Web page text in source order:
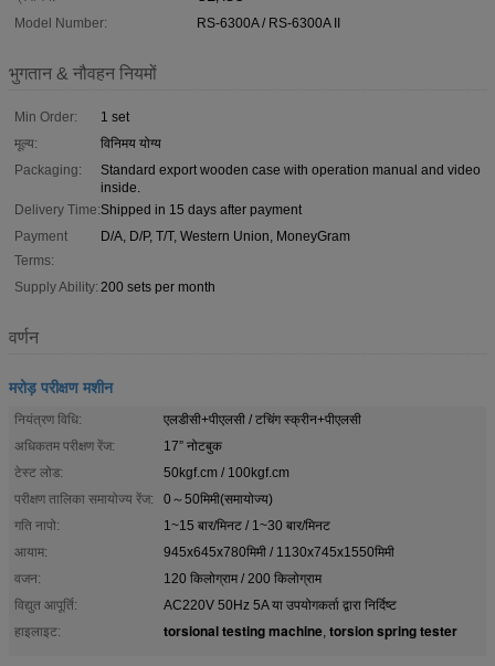
Model Number:
RS-6300A / RS-6300A II
भुगतान & नौवहन नियमों
Min Order:
1 set
मूल्य:
विनिमय योग्य
Packaging:
Standard export wooden case with operation manual and video
inside.
Delivery Time:Shipped in 15 days after payment
Payment
Terms:
D/A, D/P, T/T, Western Union, MoneyGram
Supply Ability: 200 sets per month
वर्णन
मरोड़ परीक्षण मशीन
नियंत्रण विधि:
एलडीसी+पीएलसी / टचिंग स्क्रीन+पीएलसी
अधिकतम परीक्षण रेंज:
17” नोटबुक
टेस्ट लोड:
50kgf.cm / 100kgf.cm
परीक्षण तालिका समायोज्य रेंज:
0～50मिमी(समायोज्य)
गति नापो:
1~15 बार/मिनट / 1~30 बार/मिनट
आयाम:
945x645x780मिमी / 1130x745x1550मिमी
वजन:
120 किलोग्राम / 200 किलोग्राम
विद्युत आपूर्ति:
AC220V 50Hz 5A या उपयोगकर्ता द्वारा निर्दिष्ट
हाइलाइट:
torsional testing machine, torsion spring tester